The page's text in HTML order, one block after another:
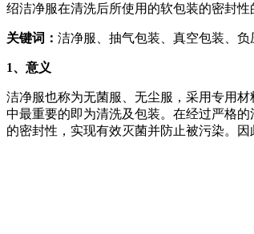
绍洁净服在清洗后所使用的软包装的密封
关键词： 洁净服、抽气包装、真空包装、
1、意义
洁净服也称为无菌服、无尘服，采用专用
中最重要的即为清洗及包装。在经过严格
的密封性，实现有效灭菌并防止被污染。